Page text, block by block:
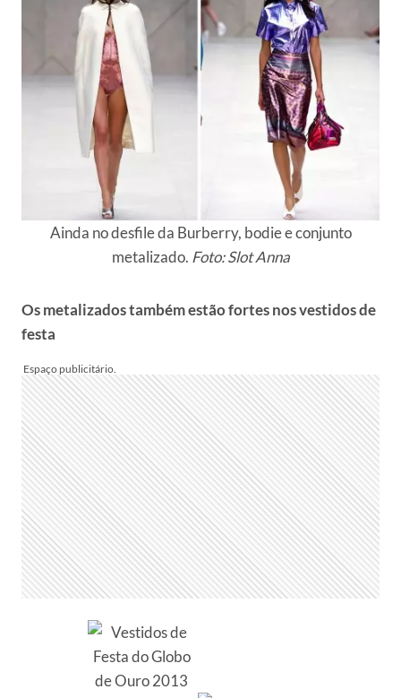
Ainda no desfile da Burberry, bodie e conjunto
metalizado. Foto: Slot Anna
Os metalizados também estão fortes nos vestidos de
festa